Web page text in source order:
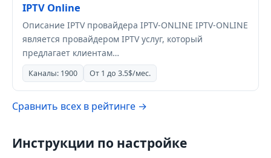
IPTV Online
Описание IPTV провайдера IPTV-ONLINE IPTV-ONLINE
является провайдером IPTV услуг, который
предлагает клиентам…
Каналы: 1900 От 1 до 3.5$/мес.
Сравнить всех в рейтинге →
Инструкции по настройке